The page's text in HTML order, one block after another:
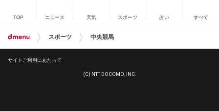
TOP ニュース 天気 スポーツ 占い すべて
スポーツ 中央競馬
サイトご利用にあたって
(C) NTT DOCOMO, INC.